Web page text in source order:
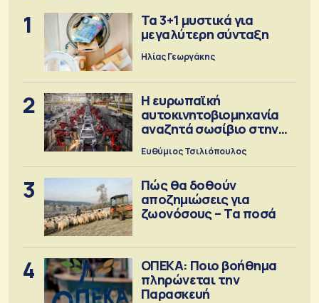
1
Τα 3+1 μυστικά για
μεγαλύτερη σύνταξη
Ηλίας Γεωργάκης
2
Η ευρωπαϊκή
αυτοκινητοβιομηχανία
αναζητά σωσίβιο στην
Κίνα
Ευθύμιος Τσιλιόπουλος
3
Πώς θα δοθούν
αποζημιώσεις για
ζωονόσους – Τα ποσά
4
ΟΠΕΚΑ: Ποιο βοήθημα
πληρώνεται την
Παρασκευή